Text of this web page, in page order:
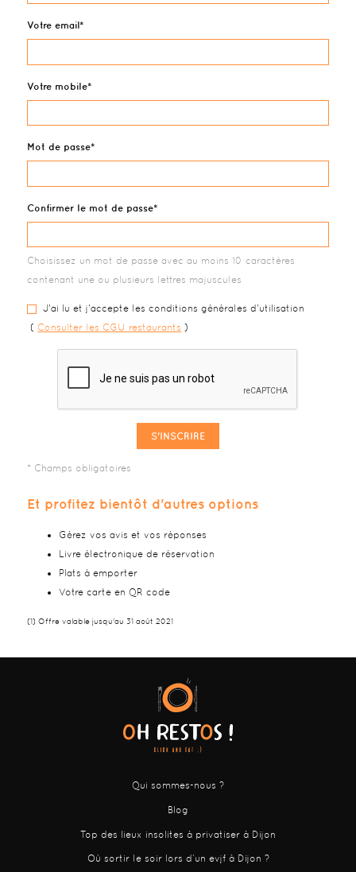
Votre email
Votre mobile
Mot de passe
Confirmer le mot de passe
Choisissez un mot de passe avec au moins 10 caractères
contenant une ou plusieurs lettres majuscules
J'ai lu et j'accepte les conditions générales d'utilisation
( Consulter les CGU restaurants )
S'INSCRIRE
Et profitez bientôt d'autres options
Gérez vos avis et vos réponses
Livre électronique de réservation
Plats à emporter
Votre carte en QR code
(1) Offre valable jusqu'au 31 août 2021
Qui sommes-nous ?
Blog
Top des lieux insolites à privatiser à Dijon
Où sortir le soir lors d’un evjf à Dijon ?